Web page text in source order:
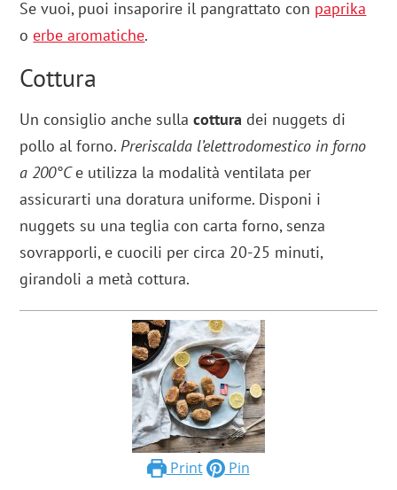
Se vuoi, puoi insaporire il pangrattato con paprika
oerbe aromatiche.
Cottura
Un consiglio anche sullacottura dei nuggets di
pollo al forno. Preriscalda l’elettrodomestico in forno
a 200°Ce utilizza la modalità ventilata per
assicurarti una doratura uniforme. Disponi i
nuggets su una teglia con carta forno, senza
sovrapporli, e cuocili per circa 20-25 minuti,
girandoli a metà cottura.
Print Pin